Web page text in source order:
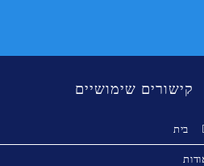
קישורים שימושיים
בית